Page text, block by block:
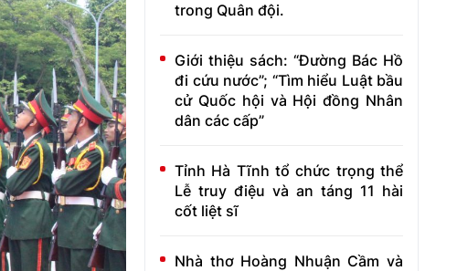
trong Quân đội.
Giới thiệu sách: “Đường Bác Hồ
đi cứu nước”; “Tìm hiểu Luật bầu
cử Quốc hội và Hội đồng Nhân
dân các cấp”
Tỉnh Hà Tĩnh tổ chức trọng thể
Lễ truy điệu và an táng 11 hài
cốt liệt sĩ
Nhà thơ Hoàng Nhuận Cầm và